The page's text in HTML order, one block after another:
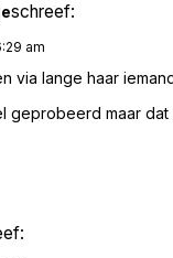
schreef:
am
via lange haar
geprobeerd maar dat